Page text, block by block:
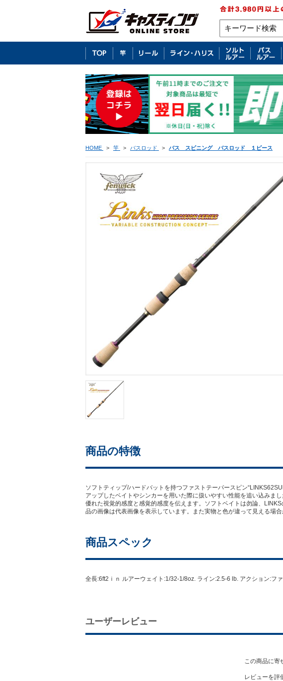
HOME > 竿 > バスロッド > バス スピニング バスロッド １ピース
商品の特徴
ソフトティップ/ハードバットを持つファストテーパースピン
アップしたベイトやシンカーを用いた際に扱いやすい性能を追い込みま
優れた視覚的感度と感覚的感度を伝えます。ソフトベイトは勿論、
品の画像は代表画像を表示しています。また実物と色が違って見える場
商品スペック
全長:6ft2ｉｎ ルアーウェイト:1/32-1/8oz. ライン:2.5-6 lb. アクション:フ
ユーザーレビュー
この商品に寄
レビューを評